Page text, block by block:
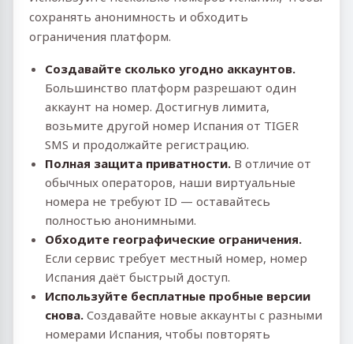
сохранять анонимность и обходить
ограничения платформ.
Создавайте сколько угодно аккаунтов.
Большинство платформ разрешают один
аккаунт на номер. Достигнув лимита,
возьмите другой номер Испания от TIGER
SMS и продолжайте регистрацию.
Полная защита приватности. В отличие от
обычных операторов, наши виртуальные
номера не требуют ID — оставайтесь
полностью анонимными.
Обходите географические ограничения.
Если сервис требует местный номер, номер
Испания даёт быстрый доступ.
Используйте бесплатные пробные версии
снова. Создавайте новые аккаунты с разными
номерами Испания, чтобы повторять